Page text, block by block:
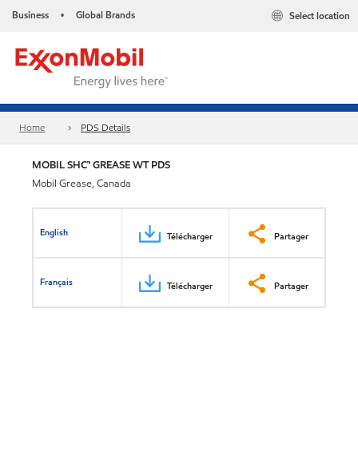
Business • Global Brands Select location
Home PDS Details
MOBIL SHC™ GREASE WT PDS
Mobil Grease, Canada
English Télécharger Partager
Français Télécharger Partager